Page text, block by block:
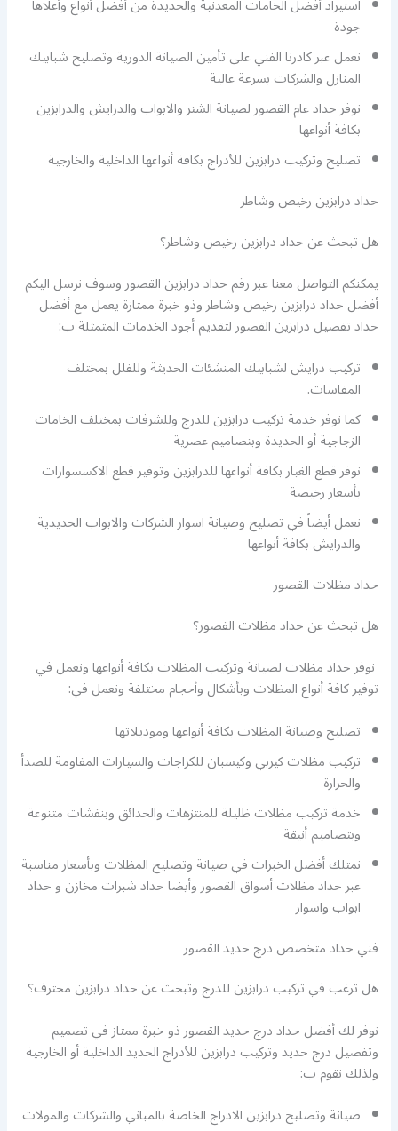
استيراد أفضل الخامات المعدنية والحديدة من أفضل أنواع وأعلاها
جودة
نعمل عبر كادرنا الفني على تأمين الصيانة الدورية وتصليح شبابيك
المنازل والشركات بسرعة عالية
نوفر حداد عام القصور لصيانة الشتر والابواب والدرايش والدرابزين
بكافة أنواعها
تصليح وتركيب درابزين للأدراج بكافة أنواعها الداخلية والخارجية
حداد درابزين رخيص وشاطر
هل تبحث عن حداد درابزين رخيص وشاطر؟
يمكنكم التواصل معنا عبر رقم حداد درابزين القصور وسوف نرسل اليكم
أفضل حداد درابزين رخيص وشاطر وذو خبرة ممتازة يعمل مع أفضل
حداد تفصيل درابزين القصور لتقديم أجود الخدمات المتمثلة ب:
تركيب درايش لشبابيك المنشئات الحديثة وللفلل بمختلف
المقاسات.
كما نوفر خدمة تركيب درابزين للدرج وللشرفات بمختلف الخامات
الزجاجية أو الحديدة وبتصاميم عصرية
نوفر قطع الغيار بكافة أنواعها للدرابزين وتوفير قطع الاكسسوارات
بأسعار رخيصة
نعمل أيضاً في تصليح وصيانة اسوار الشركات والابواب الحديدية
والدرايش بكافة أنواعها
حداد مظلات القصور
هل تبحث عن حداد مظلات القصور؟
نوفر حداد مظلات لصيانة وتركيب المظلات بكافة أنواعها ونعمل في
توفير كافة أنواع المظلات وبأشكال وأحجام مختلفة ونعمل في:
تصليح وصيانة المظلات بكافة أنواعها وموديلاتها
تركيب مظلات كيربي وكيسبان للكراجات والسيارات المقاومة للصدأ
والحرارة
خدمة تركيب مظلات ظليلة للمنتزهات والحدائق وبنقشات متنوعة
وبتصاميم أنيقة
نمتلك أفضل الخبرات في صيانة وتصليح المظلات وبأسعار مناسبة
عبر حداد مظلات أسواق القصور وأيضا حداد شبرات مخازن و حداد
ابواب واسوار
فني حداد متخصص درج حديد القصور
هل ترغب في تركيب درابزين للدرج وتبحث عن حداد درابزين محترف؟
نوفر لك أفضل حداد درج حديد القصور ذو خبرة ممتاز في تصميم
وتفصيل درج حديد وتركيب درابزين للأدراج الحديد الداخلية أو الخارجية
ولذلك نقوم ب:
صيانة وتصليح درابزين الادراج الخاصة بالمباني والشركات والمولات